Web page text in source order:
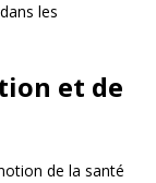
les
et de
de la santé